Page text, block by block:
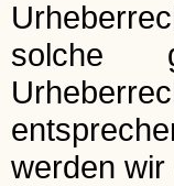
solche
werden